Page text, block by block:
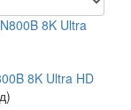
8K Ultra HD